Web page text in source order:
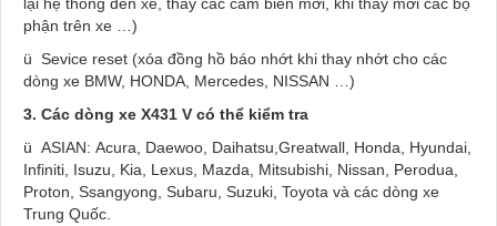
lại hệ thống đèn xe, thay các cảm biến mới, khi thay mới các bộ
phận trên xe …)
ü Sevice reset (xóa đồng hồ báo nhớt khi thay nhớt cho các
dòng xe BMW, HONDA, Mercedes, NISSAN …)
3. Các dòng xe X431 V có thể kiểm tra
ü ASIAN: Acura, Daewoo, Daihatsu,Greatwall, Honda, Hyundai,
Infiniti, Isuzu, Kia, Lexus, Mazda, Mitsubishi, Nissan, Perodua,
Proton, Ssangyong, Subaru, Suzuki, Toyota và các dòng xe
Trung Quốc.